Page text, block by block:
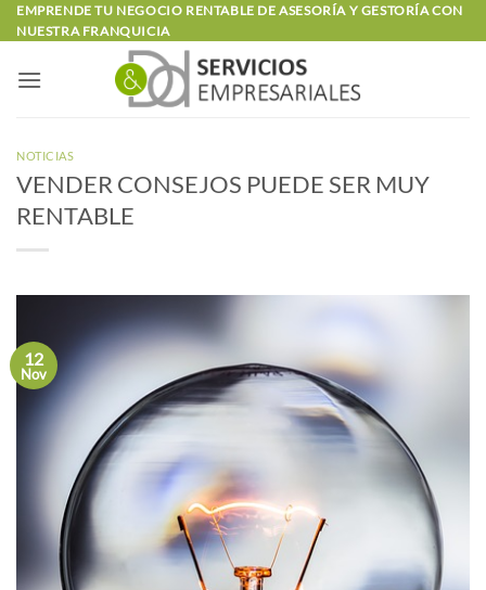
Saltar
al
EMPRENDE TU NEGOCIO RENTABLE DE ASESORÍA Y GESTORÍA CON
NUESTRA FRANQUICIA
NOTICIAS
VENDER CONSEJOS PUEDE SER MUY
RENTABLE
12
Nov